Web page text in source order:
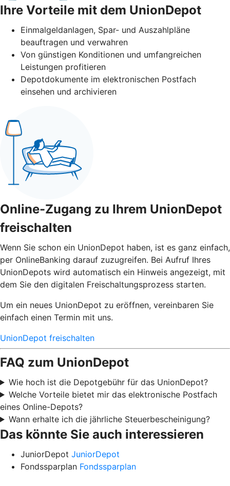
Ihre Vorteile mit dem UnionDepot
Einmalgeldanlagen, Spar- und Auszahlpläne
beauftragen und verwahren
Von günstigen Konditionen und umfangreichen
Leistungen profitieren
Depotdokumente im elektronischen Postfach
einsehen und archivieren
Online-Zugang zu Ihrem UnionDepot
freischalten
Wenn Sie schon ein UnionDepot haben, ist es ganz einfach,
per OnlineBanking darauf zuzugreifen. Bei Aufruf Ihres
UnionDepots wird automatisch ein Hinweis angezeigt, mit
dem Sie den digitalen Freischaltungsprozess starten.
Um ein neues UnionDepot zu eröffnen, vereinbaren Sie
einfach einen Termin mit uns.
UnionDepot freischalten
FAQ zum UnionDepot
Wie hoch ist die Depotgebühr für das UnionDepot?
Welche Vorteile bietet mir das elektronische Postfach
eines Online-Depots?
Wann erhalte ich die jährliche Steuerbescheinigung?
Das könnte Sie auch interessieren
JuniorDepot JuniorDepot
Fondssparplan Fondssparplan